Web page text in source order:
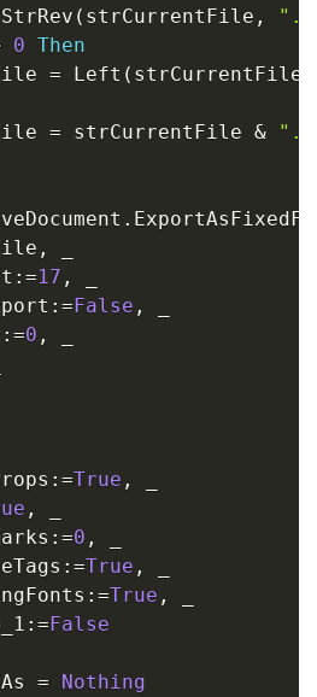
( strCurrentFile , "."
0 Then
= Left ( strCurrentFile
= strCurrentFile &
.
,
: =17 ,
: =False ,
: =0 ,
: =True ,
,
: =0 ,
: =True ,
: =True ,
: =False
=
Nothing